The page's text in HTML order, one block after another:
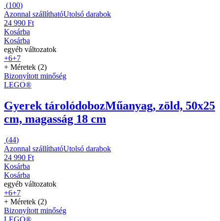
(100)
Azonnal szállíthatóUtolsó darabok
24 990 Ft
Kosárba
Kosárba
egyéb változatok
+6+7
+ Méretek (2)
Bizonyított minőség
LEGO®
Gyerek tárolódobozMűanyag, zöld, 50x25
cm, magasság 18 cm
(44)
Azonnal szállíthatóUtolsó darabok
24 990 Ft
Kosárba
Kosárba
egyéb változatok
+6+7
+ Méretek (2)
Bizonyított minőség
LEGO®